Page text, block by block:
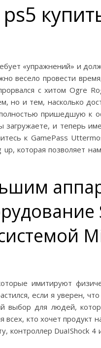
«упражнений» и
весело провести
с хитом Ogre
но и тем, насколько
пришедшую к
загружаете, и теперь
к GamePass
которая позволяет
имитируют
если я уверен,
выбор для людей,
кто хочет продукт
контроллер DuaIShock 4